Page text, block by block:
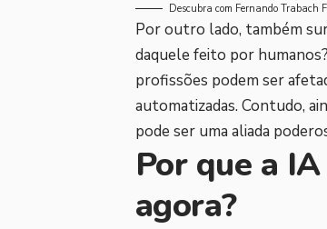
Descubra com Fernando Trabach
Por outro lado, também
daquele feito por
profissões podem ser
automatizadas. Contudo,
pode ser uma aliada
Por que a
agora?